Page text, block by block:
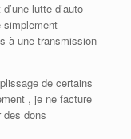
lutte d’auto-
simplement
à une transmission
de certains
, je ne facture
dons